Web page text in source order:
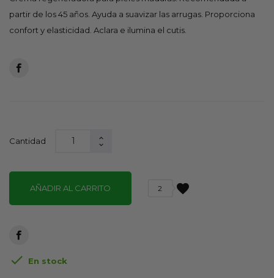
partir de los 45 años. Ayuda a suavizar las arrugas. Proporciona
confort y elasticidad. Aclara e ilumina el cutis.
Cantidad
AÑADIR AL CARRITO favorite
2
 En stock